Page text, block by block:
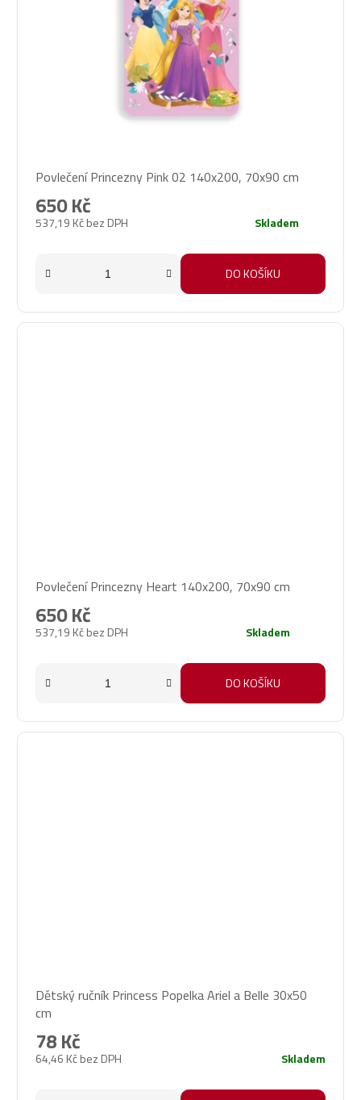
hodnocení
produktu
je
Povlečení Princezny Pink 02 140x200, 70x90 cm
537,19 Kč bez DPH
650 Kč
Skladem
DO KOŠÍKU
Povlečení Princezny Heart 140x200, 70x90 cm
537,19 Kč bez DPH
650 Kč
Skladem
DO KOŠÍKU
Dětský ručník Princess Popelka Ariel a Belle 30x50
cm
64,46 Kč bez DPH
78 Kč
Skladem